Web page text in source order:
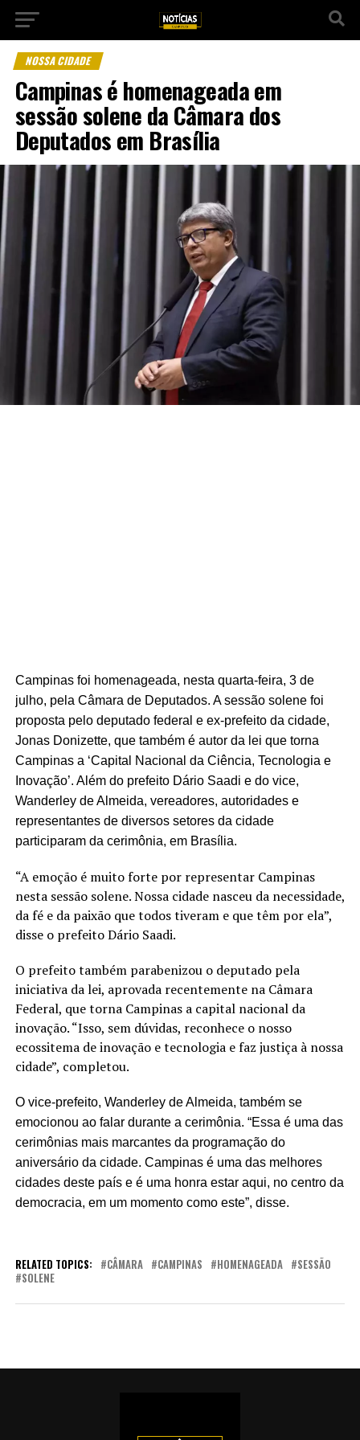
NOSSA CIDADE
Campinas é homenageada em
sessão solene da Câmara dos
Deputados em Brasília
Campinas foi homenageada, nesta quarta-feira, 3 de
julho, pela Câmara de Deputados. A sessão solene foi
proposta pelo deputado federal e ex-prefeito da cidade,
Jonas Donizette, que também é autor da lei que torna
Campinas a ‘Capital Nacional da Ciência, Tecnologia e
Inovação’. Além do prefeito Dário Saadi e do vice,
Wanderley de Almeida, vereadores, autoridades e
representantes de diversos setores da cidade
participaram da cerimônia, em Brasília.
“A emoção é muito forte por representar Campinas
nesta sessão solene. Nossa cidade nasceu da necessidade,
da fé e da paixão que todos tiveram e que têm por ela”,
disse o prefeito Dário Saadi.
O prefeito também parabenizou o deputado pela
iniciativa da lei, aprovada recentemente na Câmara
Federal, que torna Campinas a capital nacional da
inovação. “Isso, sem dúvidas, reconhece o nosso
ecossitema de inovação e tecnologia e faz justiça à nossa
cidade”, completou.
O vice-prefeito, Wanderley de Almeida, também se
emocionou ao falar durante a cerimônia. “Essa é uma das
cerimônias mais marcantes da programação do
aniversário da cidade. Campinas é uma das melhores
cidades deste país e é uma honra estar aqui, no centro da
democracia, em um momento como este”, disse.
RELATED TOPICS: CÂMARA CAMPINAS HOMENAGEADA
SESSÃO
SOLENE